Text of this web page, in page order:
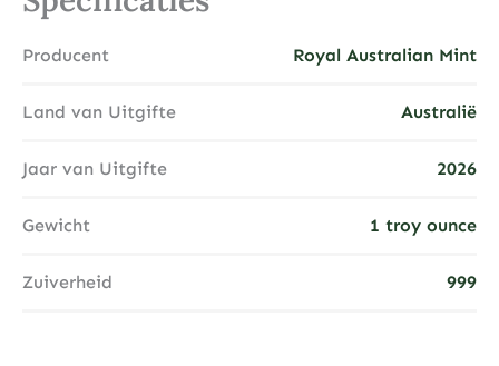
Producent Royal Australian Mint
Land van Uitgifte Australië
Jaar van Uitgifte 2026
Gewicht 1 troy ounce
Zuiverheid 999